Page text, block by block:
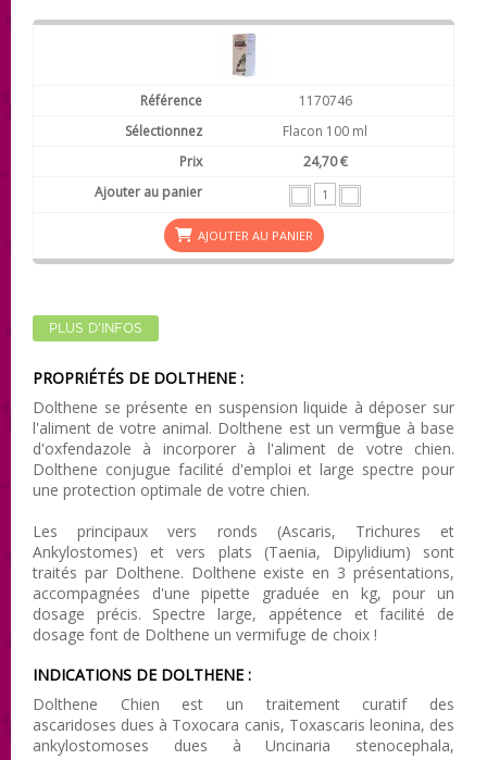
1170746
Flacon 100 ml
24,70 €
AJOUTER AU PANIER
PLUS D'INFOS
PROPRIÉTÉS DE DOLTHENE :
Dolthene se présente en suspension liquide à déposer sur
l'aliment de votre animal. Dolthene est un vermfigue à base
d'oxfendazole à incorporer à l'aliment de votre chien.
Dolthene conjugue facilité d'emploi et large spectre pour
une protection optimale de votre chien.
Les principaux vers ronds (Ascaris, Trichures et
Ankylostomes) et vers plats (Taenia, Dipylidium) sont
traités par Dolthene. Dolthene existe en 3 présentations,
accompagnées d'une pipette graduée en kg, pour un
dosage précis. Spectre large, appétence et facilité de
dosage font de Dolthene un vermifuge de choix !
INDICATIONS DE DOLTHENE :
Dolthene Chien est un traitement curatif des
ascaridoses dues à Toxocara canis, Toxascaris leonina, des
ankylostomoses dues à Uncinaria stenocephala,